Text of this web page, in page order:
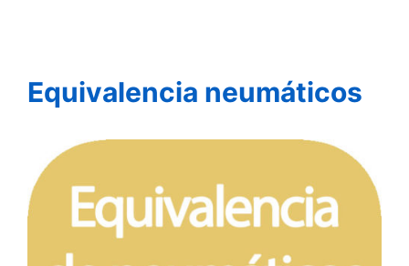
Equivalencia neumáticos